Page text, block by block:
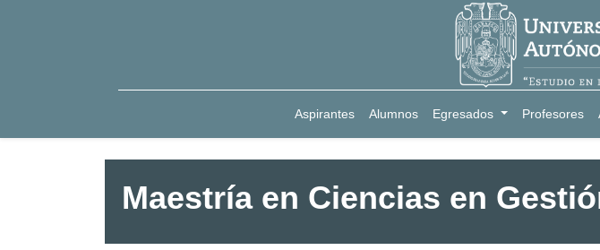
Aspirantes Alumnos Egresados Profesores
Maestría en Ciencias en